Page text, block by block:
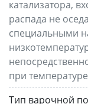
катализатора,
распада не
специальными
при температуре
Тип варочной